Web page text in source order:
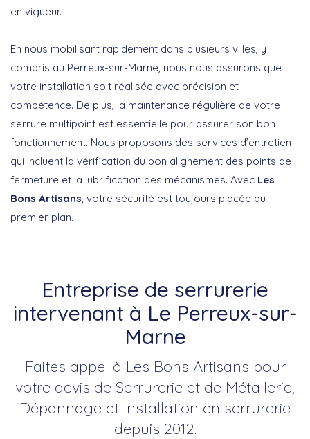
en vigueur.
En nous mobilisant rapidement dans plusieurs villes, y
compris au Perreux-sur-Marne, nous nous assurons que
votre installation soit réalisée avec précision et
compétence. De plus, la maintenance régulière de votre
serrure multipoint est essentielle pour assurer son bon
fonctionnement. Nous proposons des services d’entretien
qui incluent la vérification du bon alignement des points de
fermeture et la lubrification des mécanismes. Avec Les
Bons Artisans , votre sécurité est toujours placée au
premier plan.
Entreprise de serrurerie
intervenant à Le Perreux-sur-
Marne
Faites appel à Les Bons Artisans pour
votre devis de Serrurerie et de Métallerie,
Dépannage et Installation en serrurerie
depuis 2012.